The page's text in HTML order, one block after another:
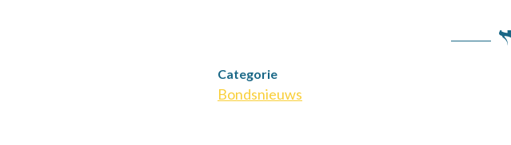
Categorie
Bondsnieuws